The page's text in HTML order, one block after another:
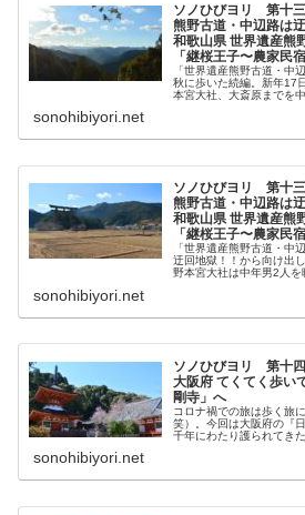
ソノひびヨリ 第十三
熊野古道・中辺路は
和歌山県 世界遺産熊
「継桜王子〜農家民
「世界遺産熊野古道・中
秋に歩いた続編。新年17
本宮大社、大斎原までを
獄！！のその2、読んで
sonohibiyori.net
ソノひびヨリ 第十三
熊野古道・中辺路は
和歌山県 世界遺産熊
「継桜王子〜農家民
「世界遺産熊野古道・中
迂回地獄！！から向け出
野本宮大社は中年男2人
sonohibiyori.net
ソノひびヨリ 第十四
大阪府 てくてく歩い
剛寺」へ
コロナ禍での旅は歩く旅
笑）。今回は大阪府の『
千年にわたり護られてき
道』歩く旅。最終ゴール
sonohibiyori.net